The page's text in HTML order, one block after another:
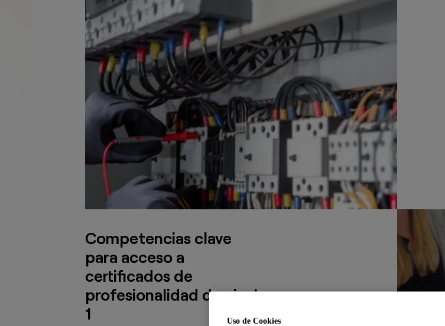
Competencias clave
para acceso a
certificados de
profesionalidad de nivel
1
Uso de Cookies